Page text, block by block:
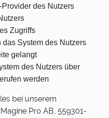
des Nutzers
Zugriffs
System des Nutzers
gelangt
des Nutzers über
werden
bei unserem
Pro AB, 559301-